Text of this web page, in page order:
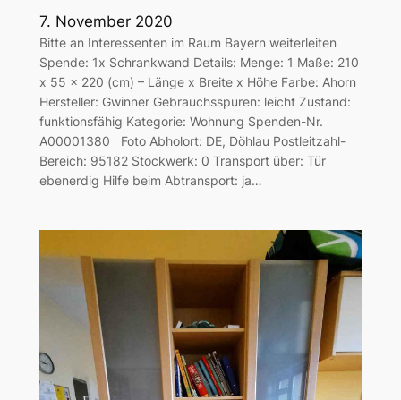
7. November 2020
Bitte an Interessenten im Raum Bayern weiterleiten
Spende: 1x Schrankwand Details: Menge: 1 Maße: 210
x 55 x 220 (cm) – Länge x Breite x Höhe Farbe: Ahorn
Hersteller: Gwinner Gebrauchsspuren: leicht Zustand:
funktionsfähig Kategorie: Wohnung Spenden-Nr.
A00001380 Foto Abholort: DE, Döhlau Postleitzahl-
Bereich: 95182 Stockwerk: 0 Transport über: Tür
ebenerdig Hilfe beim Abtransport: ja…